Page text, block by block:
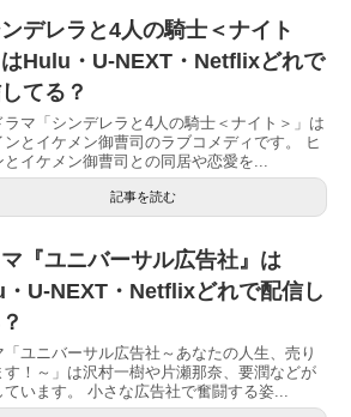
ンデレラと4人の騎士＜ナイト
はHulu・U-NEXT・Netflixどれで
てる？
ラマ「シンデレラと4人の騎士＜ナイト＞」は
ンとイケメン御曹司のラブコメディです。 ヒ
とイケメン御曹司との同居や恋愛を...
記事を読む
マ『ユニバーサル広告社』は
U-NEXT・Netflixどれで配信し
「ユニバーサル広告社～あなたの人生、売り
す！～」は沢村一樹や片瀬那奈、要潤などが
ています。 小さな広告社で奮闘する姿...